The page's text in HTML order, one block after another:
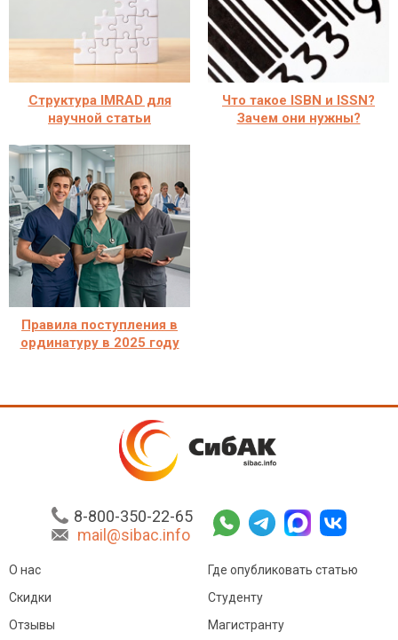
Структура IMRAD для
научной статьи
Что такое ISBN и ISSN?
Зачем они нужны?
Правила поступления в
ординатуру в 2025 году
8-800-350-22-65
mail@sibac.info
О нас
Скидки
Отзывы
Где опубликовать статью
Студенту
Магистранту